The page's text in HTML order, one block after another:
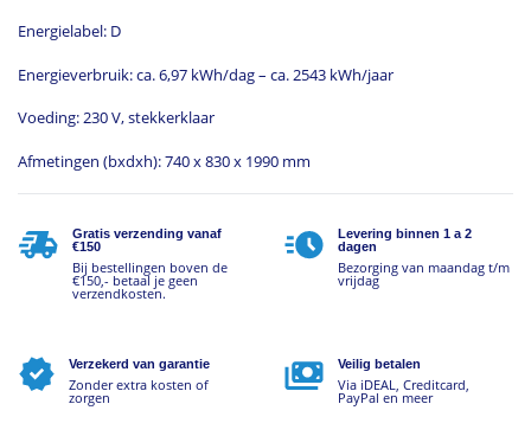
Energielabel: D
Energieverbruik: ca. 6,97 kWh/dag – ca. 2543 kWh/jaar
Voeding: 230 V, stekkerklaar
Afmetingen (bxdxh): 740 x 830 x 1990 mm
Gratis verzending vanaf
€150
Bij bestellingen boven de
€150,- betaal je geen
verzendkosten.
Levering binnen 1 a 2
dagen
Bezorging van maandag t/m
vrijdag
Verzekerd van garantie
Zonder extra kosten of
zorgen
Veilig betalen
Via iDEAL, Creditcard,
PayPal en meer